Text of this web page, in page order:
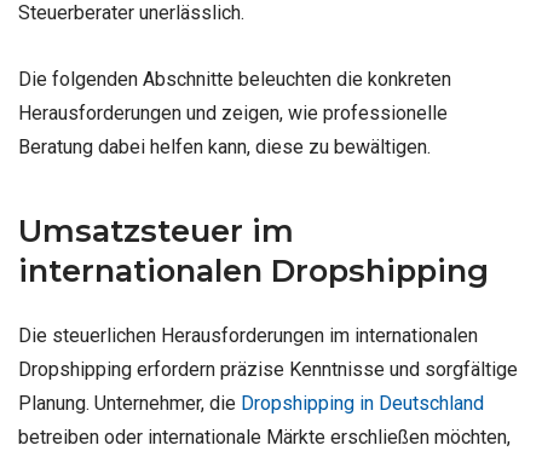
Steuerberater unerlässlich.
Die folgenden Abschnitte beleuchten die konkreten
Herausforderungen und zeigen, wie professionelle
Beratung dabei helfen kann, diese zu bewältigen.
Umsatzsteuer im
internationalen Dropshipping
Die steuerlichen Herausforderungen im internationalen
Dropshipping erfordern präzise Kenntnisse und sorgfältige
Planung. Unternehmer, die Dropshipping in Deutschland
betreiben oder internationale Märkte erschließen möchten,